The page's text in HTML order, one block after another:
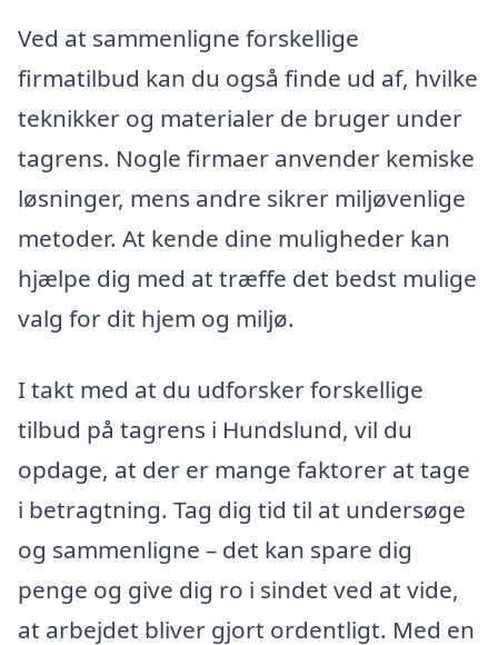
Ved at sammenligne forskellige
firmatilbud kan du også finde ud af, hvilke
teknikker og materialer de bruger under
tagrens. Nogle firmaer anvender kemiske
løsninger, mens andre sikrer miljøvenlige
metoder. At kende dine muligheder kan
hjælpe dig med at træffe det bedst mulige
valg for dit hjem og miljø.
I takt med at du udforsker forskellige
tilbud på tagrens i Hundslund, vil du
opdage, at der er mange faktorer at tage
i betragtning. Tag dig tid til at undersøge
og sammenligne – det kan spare dig
penge og give dig ro i sindet ved at vide,
at arbejdet bliver gjort ordentligt. Med en